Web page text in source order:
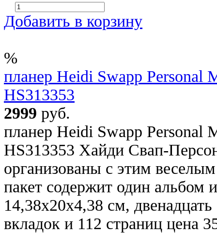
Добавить в корзину
%
планер Heidi Swapp Personal
HS313353
2999 руб.
планер Heidi Swapp Personal
HS313353 Хайди Свап-
организованы с этим
пакет содержит один альбом
14,38х20х4,38 см,
вкладок и 112 страниц цена